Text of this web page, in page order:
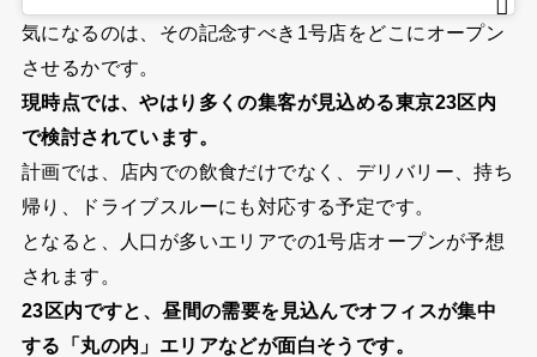
気になるのは、その記念すべき1号店をどこにオープン
させるかです。
現時点では、やはり多くの集客が見込める東京23区内
で検討されています。
計画では、店内での飲食だけでなく、デリバリー、持ち
帰り、ドライブスルーにも対応する予定です。
となると、人口が多いエリアでの1号店オープンが予想
されます。
23区内ですと、昼間の需要を見込んでオフィスが集中
する「丸の内」エリアなどが面白そうです。